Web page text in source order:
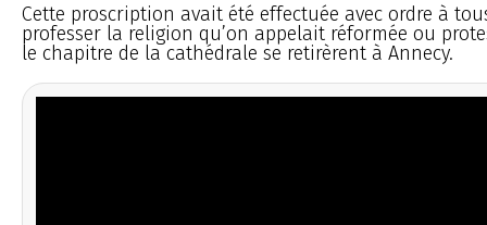
Cette proscription avait été effectuée avec ordre à
professer la religion qu’on appelait réformée ou
le chapitre de la cathédrale se retirèrent à Annecy.